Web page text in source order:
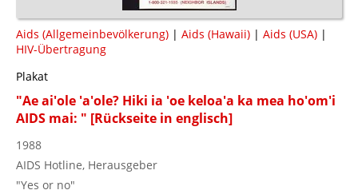
Aids (Allgemeinbevölkerung) | Aids (Hawaii) | Aids (USA) |
HIV-Übertragung
Plakat
"Ae ai'ole 'a'ole? Hiki ia 'oe keloa'a ka mea ho'om'i
AIDS mai: " [Rückseite in englisch]
1988
AIDS Hotline, Herausgeber
"Yes or no"